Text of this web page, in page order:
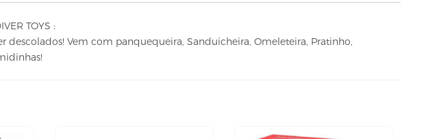
TOYS :
descolados! Vem com panquequeira, Sanduicheira, Omeleteira, Pratinho,